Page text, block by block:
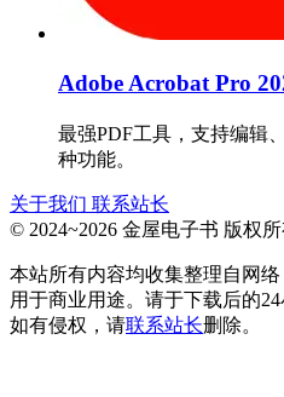
Adobe Acrobat Pro
最强PDF工具，支持编辑
种功能。
关于我们 联系站长
© 2024~2026 金屋电子书 版权
本站所有内容均收集整理自网
用于商业用途。请于下载后的
如有侵权，请联系站长删除。